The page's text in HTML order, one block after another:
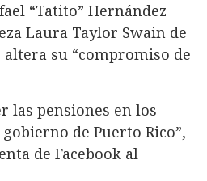
“Tatito” Hernández
Laura Taylor Swain de
su “compromiso de
las pensiones en los
de Puerto Rico”,
de Facebook al